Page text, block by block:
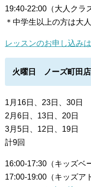
19:40-22:00（大人クラ
＊中学生以上の方は大
レッスンのお申し込み
火曜日 ノーズ町田店
1月16日、23日、30日
2月6日、13日、20日
3月5日、12日、19日
計9回
16:00-17:30（キッズ
17:00-19:00（キッズ